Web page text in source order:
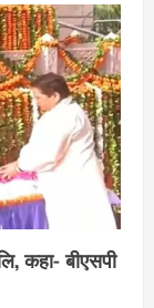
कहा- बीएसपी